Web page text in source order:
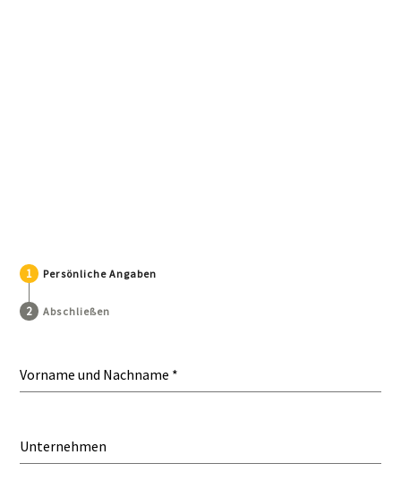
Persönliche Angaben
Abschließen
Vorname und Nachname *
Unternehmen